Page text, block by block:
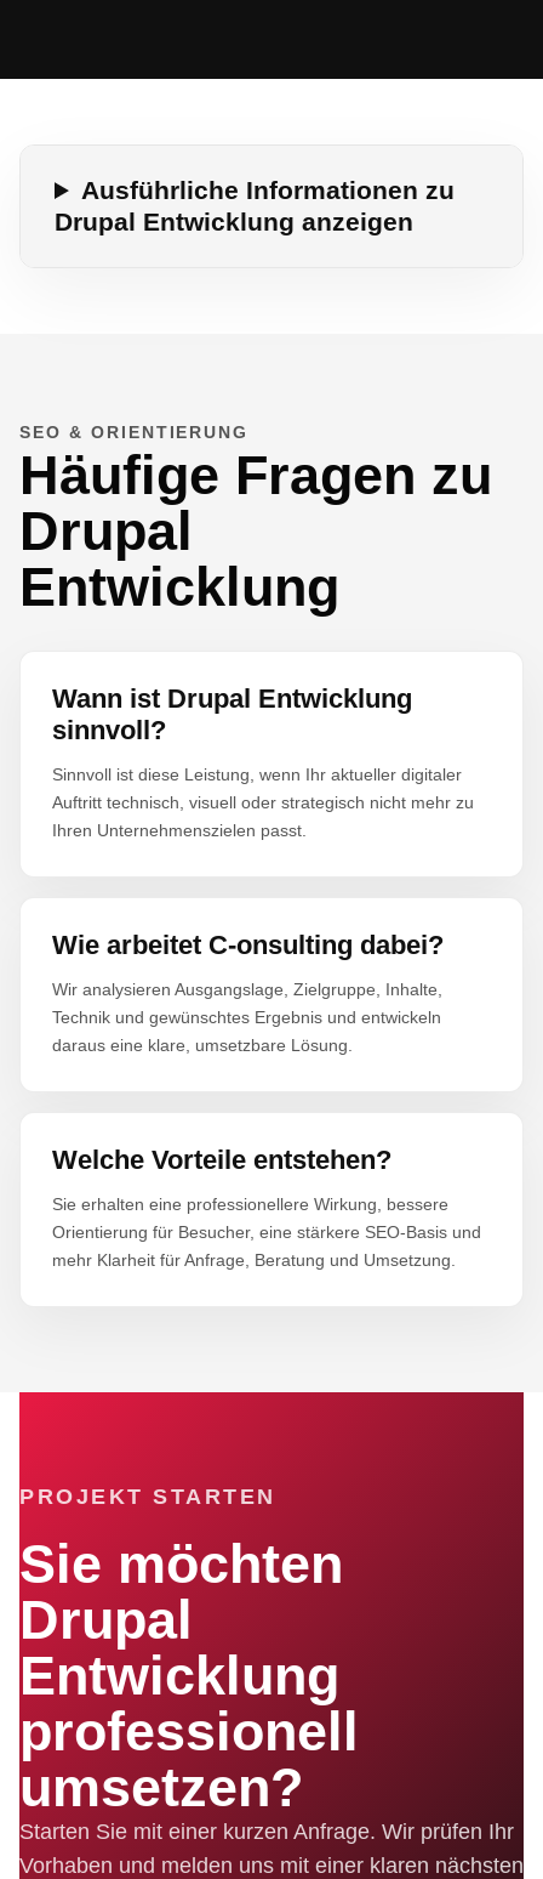
Ausführliche Informationen zu
Drupal Entwicklung anzeigen
SEO & ORIENTIERUNG
Häufige Fragen zu
Drupal
Entwicklung
Wann ist Drupal Entwicklung
sinnvoll?
Sinnvoll ist diese Leistung, wenn Ihr aktueller digitaler
Auftritt technisch, visuell oder strategisch nicht mehr zu
Ihren Unternehmenszielen passt.
Wie arbeitet C-onsulting dabei?
Wir analysieren Ausgangslage, Zielgruppe, Inhalte,
Technik und gewünschtes Ergebnis und entwickeln
daraus eine klare, umsetzbare Lösung.
Welche Vorteile entstehen?
Sie erhalten eine professionellere Wirkung, bessere
Orientierung für Besucher, eine stärkere SEO-Basis und
mehr Klarheit für Anfrage, Beratung und Umsetzung.
PROJEKT STARTEN
Sie möchten
Drupal
Entwicklung
professionell
umsetzen?
Starten Sie mit einer kurzen Anfrage. Wir prüfen Ihr
Vorhaben und melden uns mit einer klaren nächsten